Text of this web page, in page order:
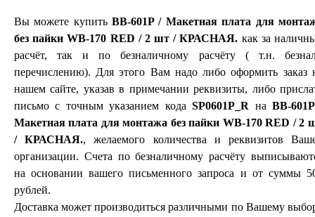
Вы можете купитьBB-601P / Макетная плата для
без пайки WB-170 RED / 2 шт / КРАСНАЯ. как за
расчёт, так и по безналичному расчёту ( т.н.
перечислению). Для этого Вам надо либо оформить заказ
нашем сайте, указав в примечании реквизиты, либо
письмо с точным указанием кодаSP0601P_R наBB-
Макетная плата для монтажа без пайки WB-170 RED / 2
/ КРАСНАЯ., желаемого количества и реквизитов
организации. Счета по безналичному расчёту
на основании вашего письменного запроса и от суммы
рублей.
Доставка может производиться различными по Вашему